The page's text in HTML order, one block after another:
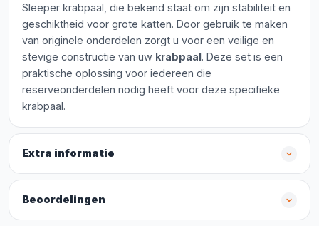
Sleeper krabpaal, die bekend staat om zijn stabiliteit en
geschiktheid voor grote katten. Door gebruik te maken
van originele onderdelen zorgt u voor een veilige en
stevige constructie van uw krabpaal. Deze set is een
praktische oplossing voor iedereen die
reserveonderdelen nodig heeft voor deze specifieke
krabpaal.
Extra informatie
Beoordelingen